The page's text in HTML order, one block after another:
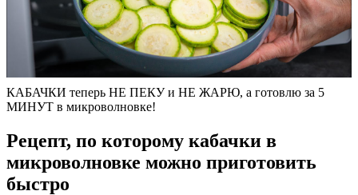
КАБАЧКИ теперь НЕ ПЕКУ и НЕ ЖАРЮ, а готовлю за 5
МИНУТ в микроволновке!
Рецепт, по которому кабачки в
микроволновке можно приготовить
быстро